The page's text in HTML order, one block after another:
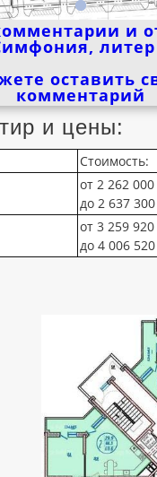
и
литер
оставить
комментарий
и цены:
Стоимость:
от 2 262
до 2 637
от 3 259
до 4 006